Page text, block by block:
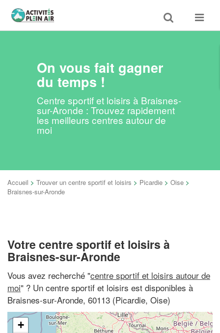
Toggle
search
Toggle
On vous fait gagner
du temps !
Centre sportif et loisirs à Braisnes-
sur-Aronde : Trouvez rapidement
les meilleurs centres autour de
moi
Accueil > Trouver un centre sportif et loisirs > Picardie > Oise >
Braisnes-sur-Aronde
Votre centre sportif et loisirs à
Braisnes-sur-Aronde
Vous avez recherché "centre sportif et loisirs autour de
moi" ? Un centre sportif et loisirs est disponibles à
Braisnes-sur-Aronde, 60113 (Picardie, Oise)
+